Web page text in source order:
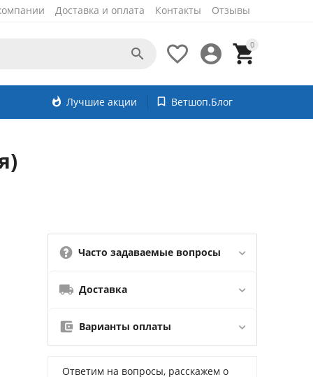
Доставка и оплата Контакты Отзывы
0




whatshot Лучшие акции bookmark_border Ветшоп.Блог
Часто задаваемые вопросы
Доставка
Варианты оплаты
Ответим на вопросы, расскажем о